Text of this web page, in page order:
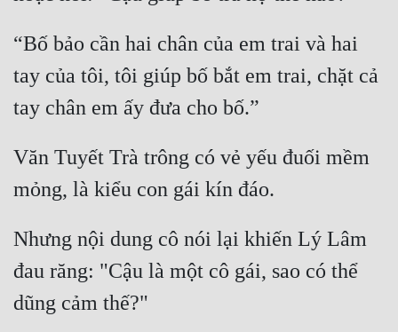
“Bố bảo cần hai chân của em trai và hai
tay của tôi, tôi giúp bố bắt em trai, chặt cả
tay chân em ấy đưa cho bố.”
Văn Tuyết Trà trông có vẻ yếu đuối mềm
mỏng, là kiểu con gái kín đáo.
Nhưng nội dung cô nói lại khiến Lý Lâm
đau răng: "Cậu là một cô gái, sao có thể
dũng cảm thế?"